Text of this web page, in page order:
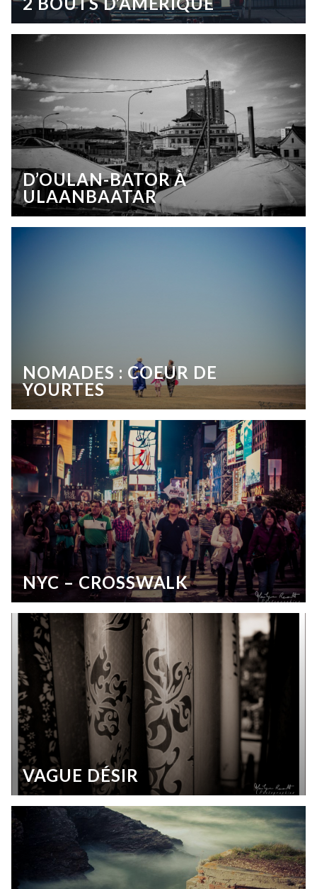
D’OULAN-BATOR À
ULAANBAATAR
NOMADES : COEUR DE
YOURTES
NYC – CROSSWALK
VAGUE DÉSIR